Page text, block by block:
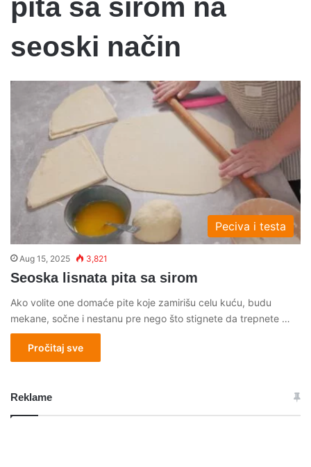
pita sa sirom na
seoski način
Peciva i testa
Aug 15, 2025 3,821
Seoska lisnata pita sa sirom
Ako volite one domaće pite koje zamirišu celu kuću, budu
mekane, sočne i nestanu pre nego što stignete da trepnete …
Pročitaj sve
Reklame